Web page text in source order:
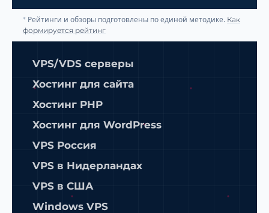
* Рейтинги и обзоры подготовлены по единой методике. Как
формируется рейтинг
VPS/VDS серверы
Хостинг для сайта
Хостинг PHP
Хостинг для WordPress
VPS Россия
VPS в Нидерландах
VPS в США
Windows VPS